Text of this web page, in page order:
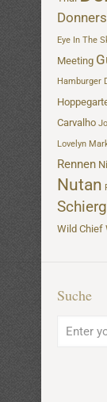
Eye In The
Meeting
Hamburger
Carvalho
Lovelyn
Rennen
Nutan
Wild Chief
Suche